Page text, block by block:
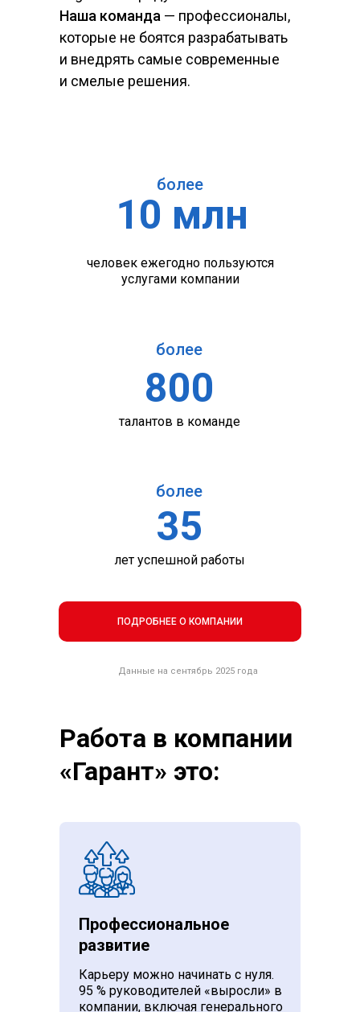
Наша команда — профессионалы,
которые не боятся разрабатывать
и внедрять самые современные
и смелые решения.
более
10 млн
человек ежегодно пользуются
услугами компании
Данные на сентябрь 2025 года
ПОДРОБНЕЕ О КОМПАНИИ
более
800
талантов в команде
более
35
лет успешной работы
Работа в компании
«Гарант» это:
Профессиональное
развитие
Карьеру можно начинать с нуля.
95 % руководителей «выросли» в
компании, включая генерального